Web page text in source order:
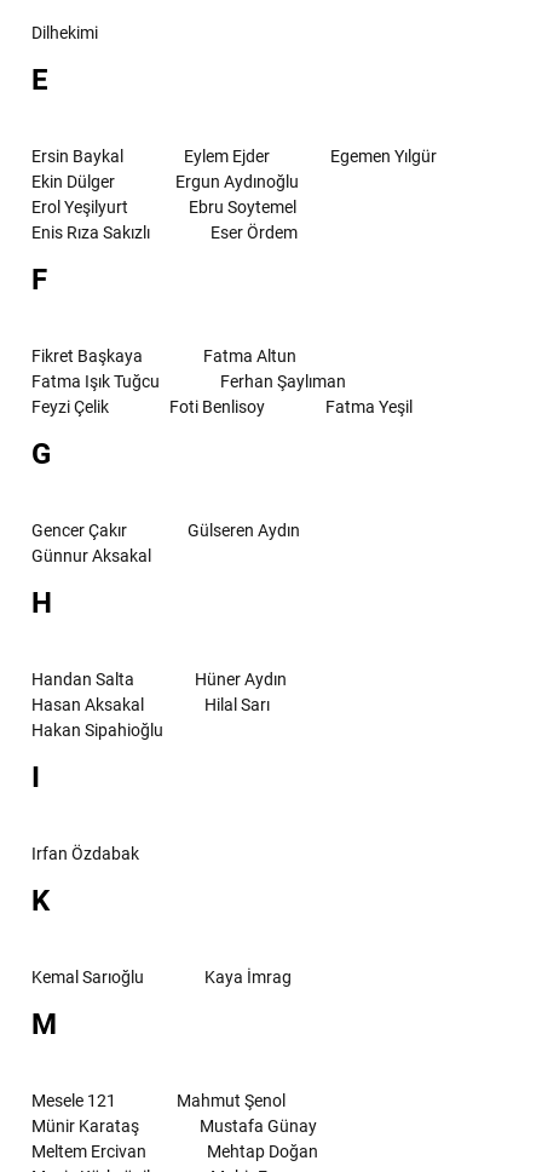
Dilhekimi
E
Ersin Baykal Eylem Ejder
Egemen Yılgür
Ekin Dülger
Ergun Aydınoğlu
Erol Yeşilyurt
Ebru Soytemel
Enis Rıza Sakızlı
Eser Ördem
F
Fikret Başkaya
Fatma Altun
Fatma Işık Tuğcu
Ferhan Şaylıman
Feyzi Çelik
Foti Benlisoy Fatma Yeşil
G
Gencer Çakır
Gülseren Aydın
Günnur Aksakal
H
Handan Salta
Hüner Aydın
Hasan Aksakal
Hilal Sarı
Hakan Sipahioğlu
I
Irfan Özdabak
K
Kemal Sarıoğlu Kaya İmrag
M
Mesele 121
Mahmut Şenol
Münir Karataş
Mustafa Günay
Meltem Ercivan
Mehtap Doğan